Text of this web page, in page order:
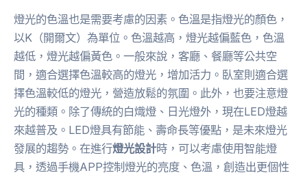
燈光的色溫也是需要考慮的因素。色溫是指燈光的顏色，
以K（開爾文）為單位。色溫越高，燈光越偏藍色，色溫
越低，燈光越偏黃色。一般來說，客廳、餐廳等公共空
間，適合選擇色溫較高的燈光，增加活力。臥室則適合選
擇色溫較低的燈光，營造放鬆的氛圍。此外，也要注意燈
光的種類。除了傳統的白熾燈、日光燈外，現在LED燈越
來越普及。LED燈具有節能、壽命長等優點，是未來燈光
發展的趨勢。在進行燈光設計時，可以考慮使用智能燈
具，透過手機APP控制燈光的亮度、色溫，創造出更個性